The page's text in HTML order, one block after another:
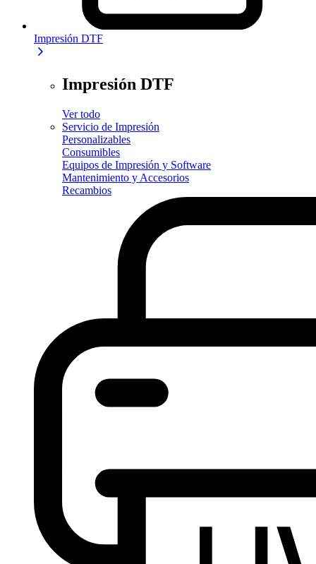
Impresión DTF
Impresión DTF
Ver todo
Servicio de Impresión
Personalizables
Consumibles
Equipos de Impresión y Software
Mantenimiento y Accesorios
Recambios